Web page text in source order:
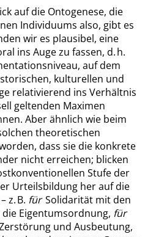
auf die Ontogenese, die
Individuums also, gibt es
wir es plausibel, eine
ins Auge zu fassen, d. h.
auf dem
kulturellen und
relativierend ins Verhältnis
geltenden Maximen
Aber ähnlich wie beim
theoretischen
dass sie die konkrete
nicht erreichen; blicken
Stufe der
Urteilsbildung her auf die
z. B. fürSolidarität mit den
Eigentumsordnung, für
und Ausbeutung,